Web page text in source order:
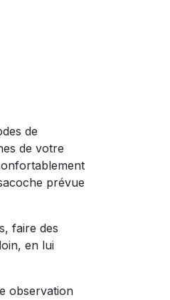
de
de votre
prévue
faire des
en lui
observation